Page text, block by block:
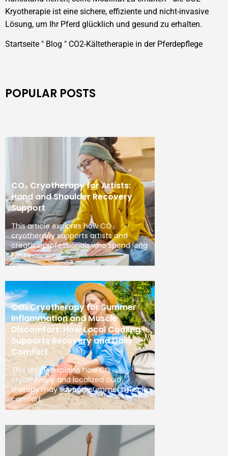
Kryotherapie ist eine sichere, effiziente und nicht-invasive
Lösung, um Ihr Pferd glücklich und gesund zu erhalten.
Startseite " Blog " CO2-Kältetherapie in der Pferdepflege
POPULAR POSTS
CO₂ Cryotherapy for Artists:
Hand and Shoulder Recovery
Support
This article explores how CO₂
cryotherapy supports artists and
creative professionals who spend long
hours
CO₂ Cryotherapy for Summer
Inflammation and Muscle
Discomfort: How Local Cooling
Supports Recovery and Daily
Comfort
This article explains how CO₂
cryotherapy and localized cold
therapy may support summer muscle
comfort